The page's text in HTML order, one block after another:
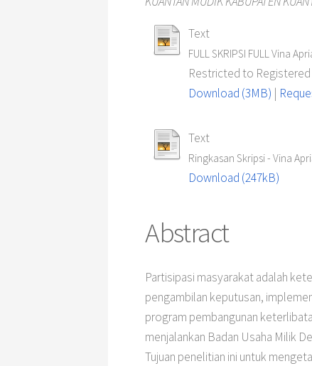
Text
FULL SKRIPSI FULL Vina
Restricted to
Download (3MB) |
Text
Ringkasan Skripsi - Vina
Download (247kB)
Abstract
Partisipasi masyarakat adalah
pengambilan keputusan,
program pembangunan
menjalankan Badan Usaha Milik
Tujuan penelitian ini untuk